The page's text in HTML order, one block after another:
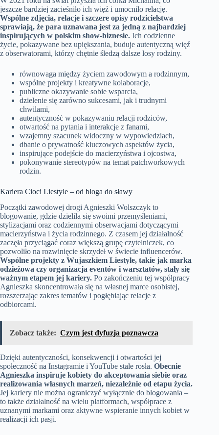
jeszcze bardziej zacieśniło ich więź i umocniło relację.
Wspólne zdjęcia, relacje i szczere opisy rodzicielstwa
sprawiają, że para uznawana jest za jedną z najbardziej
inspirujących w polskim show-biznesie. Ich codzienne
życie, pokazywane bez upiększania, buduje autentyczną więź
z obserwatorami, którzy chętnie śledzą dalsze losy rodziny.
równowaga między życiem zawodowym a rodzinnym,
wspólne projekty i kreatywne kolaboracje,
publiczne okazywanie sobie wsparcia,
dzielenie się zarówno sukcesami, jak i trudnymi
chwilami,
autentyczność w pokazywaniu relacji rodziców,
otwartość na pytania i interakcje z fanami,
wzajemny szacunek widoczny w wypowiedziach,
dbanie o prywatność kluczowych aspektów życia,
inspirujące podejście do macierzyństwa i ojcostwa,
pokonywanie stereotypów na temat patchworkowych
rodzin.
Kariera Cioci Liestyle – od bloga do sławy
Początki zawodowej drogi Agnieszki Wolszczyk to
blogowanie, gdzie dzieliła się swoimi przemyśleniami,
stylizacjami oraz codziennymi obserwacjami dotyczącymi
macierzyństwa i życia rodzinnego. Z czasem jej działalność
zaczęła przyciągać coraz większą grupę czytelniczek, co
pozwoliło na rozwinięcie skrzydeł w świecie influencerów.
Wspólne projekty z Wujaszkiem Liestyle, takie jak marka
odzieżowa czy organizacja eventów i warsztatów, stały się
ważnym etapem jej kariery. Po zakończeniu tej współpracy
Agnieszka skoncentrowała się na własnej marce osobistej,
rozszerzając zakres tematów i pogłębiając relacje z
odbiorcami.
Zobacz także: Czym jest dyfuzja poznawcza
Dzięki autentyczności, konsekwencji i otwartości jej
społeczność na Instagramie i YouTube stale rosła. Obecnie
Agnieszka inspiruje kobiety do akceptowania siebie oraz
realizowania własnych marzeń, niezależnie od etapu życia.
Jej kariery nie można ograniczyć wyłącznie do blogowania –
to także działalność na wielu platformach, współprace z
uznanymi markami oraz aktywne wspieranie innych kobiet w
realizacji ich pasji.